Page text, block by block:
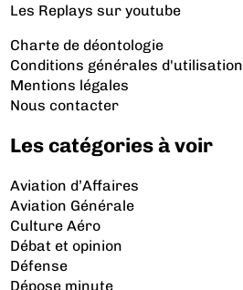
Les Replays sur youtube
Charte de déontologie
Conditions générales d'utilisation
Mentions légales
Nous contacter
Les catégories à voir
Aviation d’Affaires
Aviation Générale
Culture Aéro
Débat et opinion
Défense
Dépose minute